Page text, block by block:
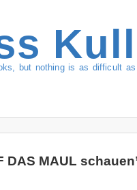
but nothing is as difficult
DAS MAUL